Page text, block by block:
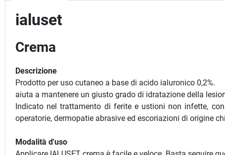
ialuset
Crema
Descrizione
Prodotto per uso cutaneo a base di acido ialuronico 0,2%.
aiuta a mantenere un giusto grado di idratazione della
Indicato nel trattamento di ferite e ustioni non infette,
operatorie, dermopatie abrasive ed escoriazioni di origine
Modalità d'uso